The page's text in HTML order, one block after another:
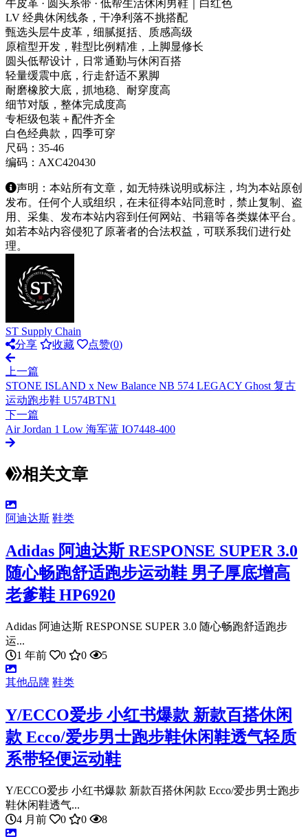
牛皮革 · 圆头系带 · 低帮生活休闲男鞋｜白红色
LV 经典休闲线条，干净利落不挑搭配
甄选头层牛皮革，细腻挺括、质感高级
原楦型开发，鞋型比例精准，上脚显修长
圆头低帮设计，日常通勤与休闲百搭
轻量缓震中底，行走舒适不累脚
耐磨橡胶大底，抓地稳、耐穿度高
细节对版，整体完成度高
专柜级包装＋配件齐全
白色经典款，四季可穿
尺码：35-46
编码：AXC420430
声明：本站所有文章，如无特殊说明或标注，均为本站原创
发布。任何个人或组织，在未征得本站同意时，禁止复制、盗
用、采集、发布本站内容到任何网站、书籍等各类媒体平台。
如若本站内容侵犯了原著者的合法权益，可联系我们进行处
理。
ST Supply Chain
分享
收藏 点赞(0)
上一篇
STONE ISLAND x New Balance NB 574 LEGACY Ghost 复古
运动跑步鞋 U574BTN1
下一篇
Air Jordan 1 Low 海军蓝 IO7448-400
相关文章
阿迪达斯 鞋类
Adidas 阿迪达斯 RESPONSE SUPER 3.0
随心畅跑舒适跑步运动鞋 男子厚底增高
老爹鞋 HP6920
Adidas 阿迪达斯 RESPONSE SUPER 3.0 随心畅跑舒适跑步
运...
1 年前
0 0 5
其他品牌 鞋类
Y/ECCO爱步 小红书爆款 新款百搭休闲
款 Ecco/爱步男士跑步鞋休闲鞋透气轻质
系带轻便运动鞋
Y/ECCO爱步 小红书爆款 新款百搭休闲款 Ecco/爱步男士跑步
鞋休闲鞋透气...
4 月前
0 0 8